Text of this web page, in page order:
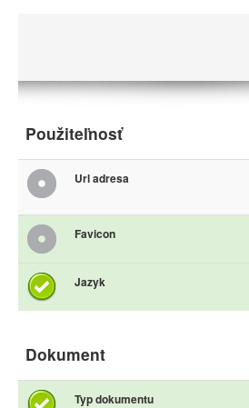
Použiteľnosť
Url adresa
Favicon
Jazyk
Dokument
Typ dokumentu